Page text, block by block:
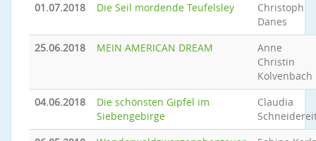
01.07.2018
Die Seil mordende Teufelsley
Christoph
Danes
25.06.2018
MEIN AMERICAN DREAM
Anne
Christin
Kolvenbach
04.06.2018
Die schönsten Gipfel im
Siebengebirge
Claudia